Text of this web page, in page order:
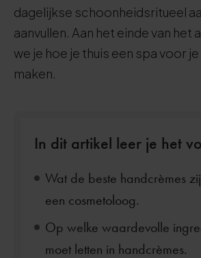
dagelijkse schoonheidsritueel
aanvullen. Aan het einde van het
we je hoe je thuis een spa voor
maken.
In dit artikel leer je het
Wat de beste handcrèmes
een cosmetoloog.
Op welke waardevolle
moet letten in handcrèmes.